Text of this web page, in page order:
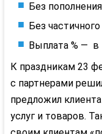
Без пополнения
Без
Выплата % — в
К праздникам 23
с партнерами
предложил
услуг и товаров.